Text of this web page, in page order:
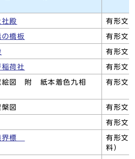
殿 有形文
橋板 有形文
有形文
稲荷社 有形文
絵図 附 紙本着色九相
有形文
図 有形文
有形文
界標
有形文
料）